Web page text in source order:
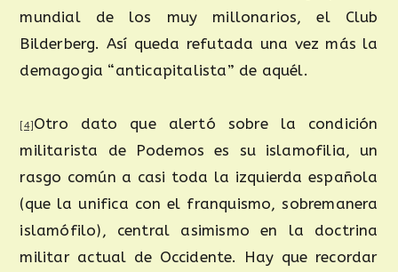
mundial de los muy millonarios, el Club
Bilderberg. Así queda refutada una vez más la
demagogia “anticapitalista” de aquél.
[4] Otro dato que alertó sobre la condición
militarista de Podemos es su islamofilia, un
rasgo común a casi toda la izquierda española
(que la unifica con el franquismo, sobremanera
islamófilo), central asimismo en la doctrina
militar actual de Occidente. Hay que recordar